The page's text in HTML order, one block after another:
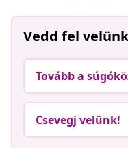
Vedd fel
Tovább a
Csevegj velünk!